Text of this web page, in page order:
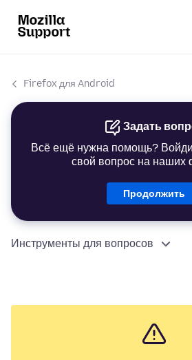
Firefox для Android
Задать
Всё ещё нужна помощь?
свой вопрос на наших
Продолжить
Инструменты для вопросов